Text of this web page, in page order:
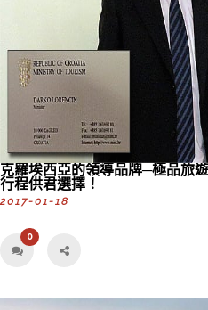
克羅埃西亞的領導品牌─極品旅
行程供君選擇！
2017-01-18
0